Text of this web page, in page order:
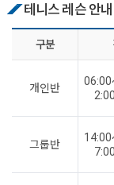
테니스 레슨 안내
구분
개인반
2:00
그룹반
7:00